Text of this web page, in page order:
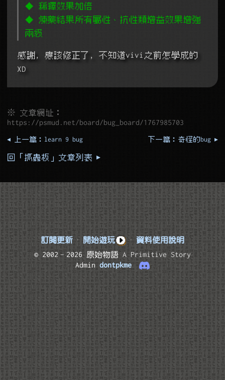
◆ 稀釋效果加倍
◆ 煉藥結果所有屬性、抗性類增益效果增強
兩級
感謝, 應該修正了, 不知道vivi之前怎學成的
XD
※ 文章網址：
https://psmud.net/board/bug_board/1767985703
◂ 上一篇：learn 9 bug 下一篇：奇怪的bug ▸
回「抓蟲板」文章列表 ▸
訂閱更新 · 開始遊玩 · 資料使用說明
© 2002–2026 原始物語A Primitive Story
Admindontpkme